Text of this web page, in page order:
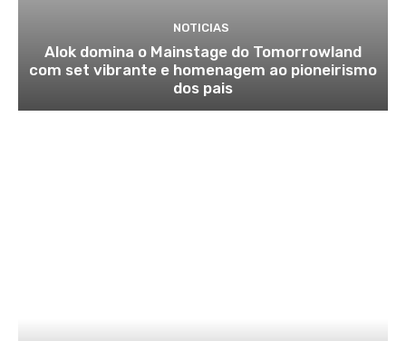
NOTICIAS
Alok domina o Mainstage do Tomorrowland
com set vibrante e homenagem ao pioneirismo
dos pais